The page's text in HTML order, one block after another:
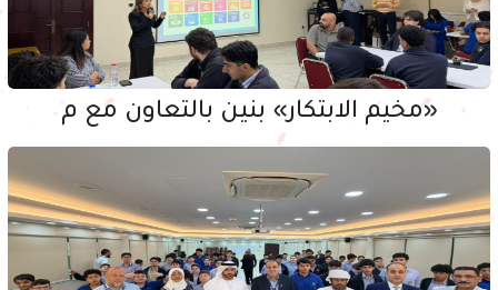
«مخيم الابتكار» بنين بالتعاون مع م